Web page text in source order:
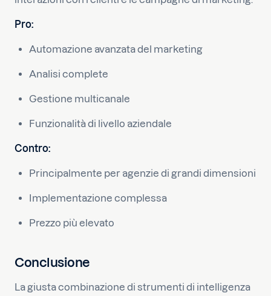
Pro:
Automazione avanzata del marketing
Analisi complete
Gestione multicanale
Funzionalità di livello aziendale
Contro:
Principalmente per agenzie di grandi dimensioni
Implementazione complessa
Prezzo più elevato
Conclusione
La giusta combinazione di strumenti di intelligenza